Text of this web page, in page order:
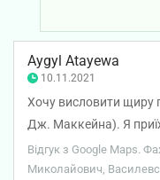
ендоскопіста
бажаємо вам
Aygyl Atayewa
10.11.2021
Хочу висловити щиру
Дж. Маккейна). Я
на процедурі
привітного
Відгук з Google Maps.
Миколайович,